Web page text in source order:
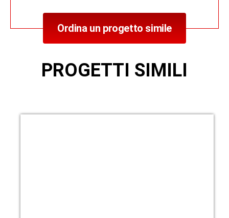
Ordina un progetto simile
PROGETTI SIMILI